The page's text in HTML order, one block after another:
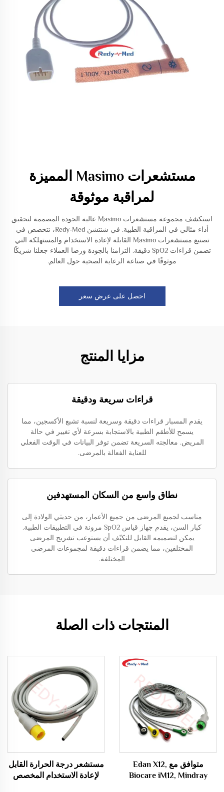
مستشعرات Masimo المميزة
لمراقبة موثوقة
استكشف مجموعة مستشعرات Masimo عالية الجودة المصممة لتحقيق
أداء مثالي في المراقبة الطبية. في شنتشن Redy-Med، نتخصص في
تصنيع مستشعرات Masimo القابلة لإعادة الاستخدام والمستهلكة التي
تضمن قراءات SpO2 دقيقة. التزامنا بالجودة ورضا العملاء جعلنا شريكًا
موثوقًا في صناعة الرعاية الصحية حول العالم.
احصل على عرض سعر
مزايا المنتج
قراءات سريعة ودقيقة
يقدم المسبار قراءات دقيقة وسريعة لنسبة تشبع الأكسجين، مما
يسمح للأطقم الطبية بالاستجابة بسرعة لأي تغيير في حالة
المريض. معالجته السريعة تضمن توفر البيانات في الوقت الفعلي
للعناية الفعالة بالمرضى.
نطاق واسع من السكان المستهدفين
مناسب لجميع المرضى من جميع الأعمار، من حديثي الولادة إلى
كبار السن، يقدم جهاز قياس SpO2 مرونة في التطبيقات الطبية.
يمكن لتصميمه القابل للتكيّف أن يستوعب تشريح المرضى
المختلفين، مما يضمن قراءات دقيقة لمجموعات المرضى
المختلفة.
المنتجات ذات الصلة
متوافق مع Edan X12,
Biocare iM12, Mindray
مستشعر درجة الحرارة القابل
لإعادة الاستخدام المخصص